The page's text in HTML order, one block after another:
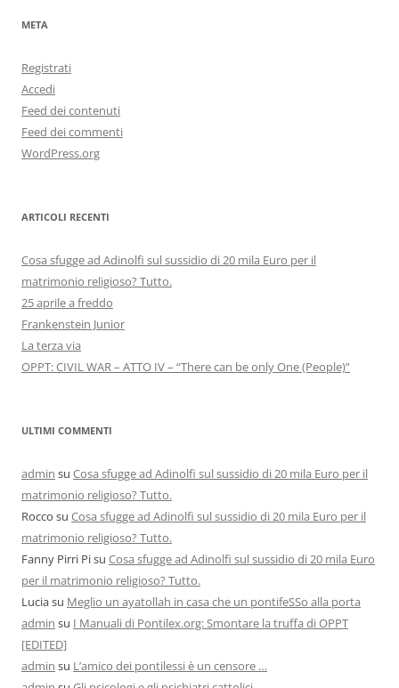
META
Registrati
Accedi
Feed dei contenuti
Feed dei commenti
WordPress.org
ARTICOLI RECENTI
Cosa sfugge ad Adinolfi sul sussidio di 20 mila Euro per il
matrimonio religioso? Tutto.
25 aprile a freddo
Frankenstein Junior
La terza via
OPPT: CIVIL WAR – ATTO IV – “There can be only One (People)”
ULTIMI COMMENTI
admin su Cosa sfugge ad Adinolfi sul sussidio di 20 mila Euro per il
matrimonio religioso? Tutto.
Rocco su Cosa sfugge ad Adinolfi sul sussidio di 20 mila Euro per il
matrimonio religioso? Tutto.
Fanny Pirri Pisu Cosa sfugge ad Adinolfi sul sussidio di 20 mila Euro
per il matrimonio religioso? Tutto.
Luciasu Meglio un ayatollah in casa che un pontifeSSo alla porta
admin su I Manuali di Pontilex.org: Smontare la truffa di OPPT
[EDITED]
admin su L’amico dei pontilessi è un censore …